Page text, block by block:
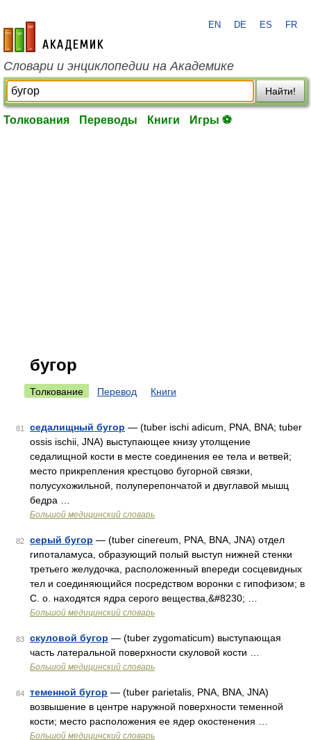
academic.ru
EN DE ES FR
Словари и энциклопедии на Академике
Найти!
Толкования Переводы Книги Игры ⚽
бугор
Толкование Перевод Книги
81 седалищный бугор — (tuber ischi adicum, PNA, BNA; tuber
ossis ischii, JNA) выступающее книзу утолщение
седалищной кости в месте соединения ее тела и ветвей;
место прикрепления крестцово бугорной связки,
полусухожильной, полуперепончатой и двуглавой мышц
бедра …
Большой медицинский словарь
82 серый бугор — (tuber cinereum, PNA, BNA, JNA) отдел
гипоталамуса, образующий полый выступ нижней стенки
третьего желудочка, расположенный впереди сосцевидных
тел и соединяющийся посредством воронки с гипофизом; в
С. о. находятся ядра серого вещества,&#8230; …
Большой медицинский словарь
83 скуловой бугор — (tuber zygomaticum) выступающая
часть латеральной поверхности скуловой кости …
Большой медицинский словарь
84 теменной бугор — (tuber parietalis, PNA, BNA, JNA)
возвышение в центре наружной поверхности теменной
кости; место расположения ее ядер окостенения …
Большой медицинский словарь